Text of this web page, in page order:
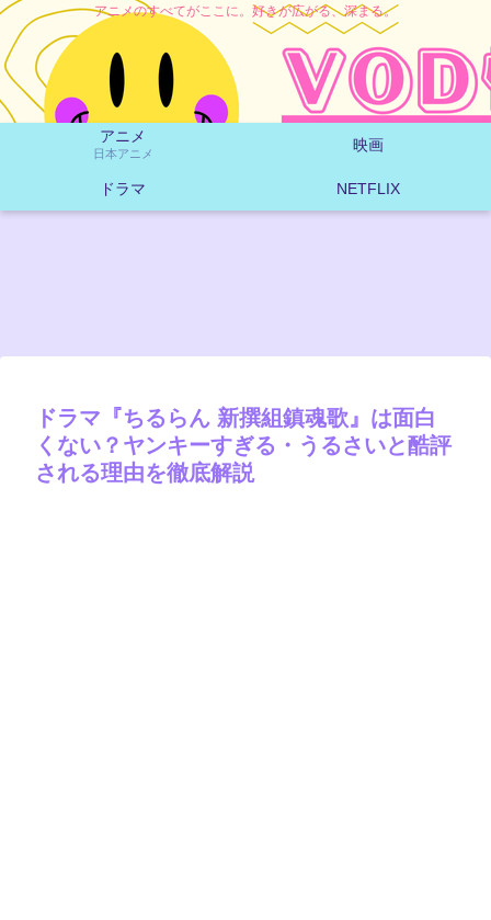
アニメのすべてがここに。好きが広がる、深まる。
アニメ
日本アニメ 映画
ドラマ NETFLIX
ドラマ『ちるらん 新撰組鎮魂歌』は面白
くない？ヤンキーすぎる・うるさいと酷評
される理由を徹底解説